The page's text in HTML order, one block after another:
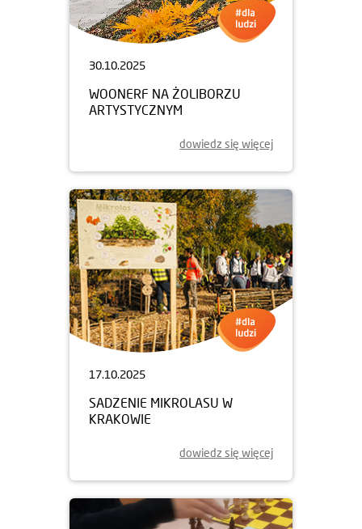
30.10.2025
WOONERF NA ŻOLIBORZU
ARTYSTYCZNYM
dowiedz się więcej
17.10.2025
SADZENIE MIKROLASU W
KRAKOWIE
dowiedz się więcej